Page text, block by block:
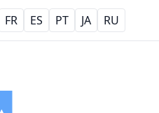
FR ES PT JA RU